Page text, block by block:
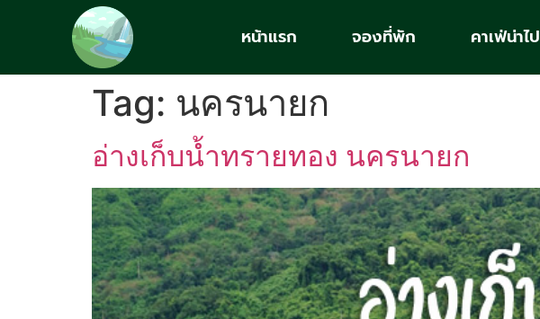
หน้าแรก จองที่พัก คาเฟ่น่าไป
Tag: นครนายก
อ่างเก็บน้ำทรายทอง นครนายก